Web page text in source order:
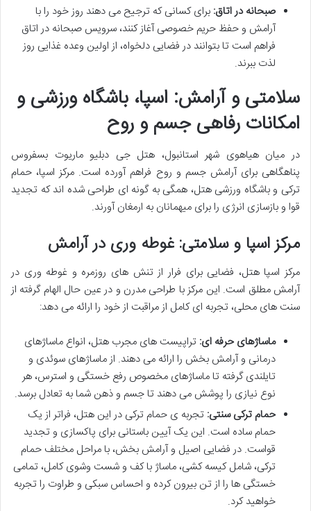
صبحانه در اتاق: برای کسانی که ترجیح می دهند روز خود را با
آرامش و حفظ حریم خصوصی آغاز کنند، سرویس صبحانه در اتاق
فراهم است تا بتوانند در فضایی دلخواه، از اولین وعده غذایی روز
لذت ببرند.
سلامتی و آرامش: اسپا، باشگاه ورزشی و
امکانات رفاهی جسم و روح
در میان هیاهوی شهر استانبول، هتل جی دبلیو ماریوت بسفروس
پناهگاهی برای آرامش جسم و روح فراهم آورده است. مرکز اسپا، حمام
ترکی و باشگاه ورزشی هتل، همگی به گونه ای طراحی شده اند که تجدید
قوا و بازسازی انرژی را برای میهمانان به ارمغان آورند.
مرکز اسپا و سلامتی: غوطه وری در آرامش
مرکز اسپا هتل، فضایی برای فرار از تنش های روزمره و غوطه وری در
آرامش مطلق است. این مرکز با طراحی مدرن و در عین حال الهام گرفته از
سنت های محلی، تجربه ای کامل از مراقبت از خود را ارائه می دهد:
ماساژهای حرفه ای: تراپیست های مجرب هتل، انواع ماساژهای
درمانی و آرامش بخش را ارائه می دهند. از ماساژهای سوئدی و
تایلندی گرفته تا ماساژهای مخصوص رفع خستگی و استرس، هر
نوع نیازی را پوشش می دهند تا جسم و ذهن شما به تعادل برسد.
حمام ترکی سنتی: تجربه ی حمام ترکی در این هتل، فراتر از یک
حمام ساده است. این یک آیین باستانی برای پاکسازی و تجدید
قواست. در فضایی اصیل و آرامش بخش، با مراحل مختلف حمام
ترکی، شامل کیسه کشی، ماساژ با کف و شست وشوی کامل، تمامی
خستگی ها را از تن بیرون کرده و احساس سبکی و طراوت را تجربه
خواهید کرد.